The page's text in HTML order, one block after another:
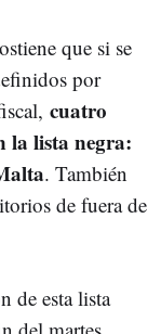
que si se
por
cuatro
la lista negra:
. También
de fuera de
de esta lista
del martes,